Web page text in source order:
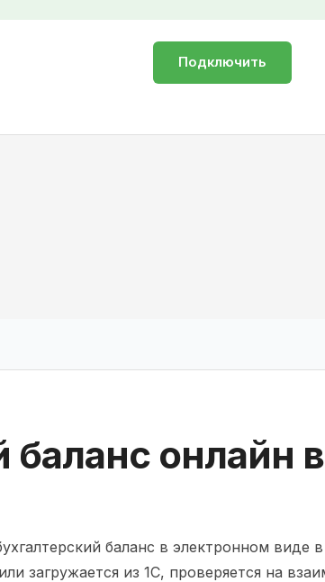
Подключить
баланс онлайн в
баланс в электронном виде
загружается из 1С, проверяется на